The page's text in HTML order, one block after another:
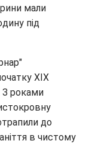
мали
під
ХІХ
З роками
до
в чистому